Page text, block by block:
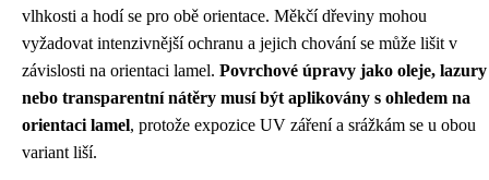
vlhkosti a hodí se pro obě orientace. Měkčí dřeviny mohou
vyžadovat intenzivnější ochranu a jejich chování se může lišit v
závislosti na orientaci lamel. Povrchové úpravy jako oleje, lazury
nebo transparentní nátěry musí být aplikovány s ohledem na
orientaci lamel, protože expozice UV záření a srážkám se u obou
variant liší.